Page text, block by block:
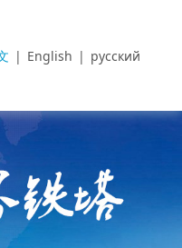
| English | русский